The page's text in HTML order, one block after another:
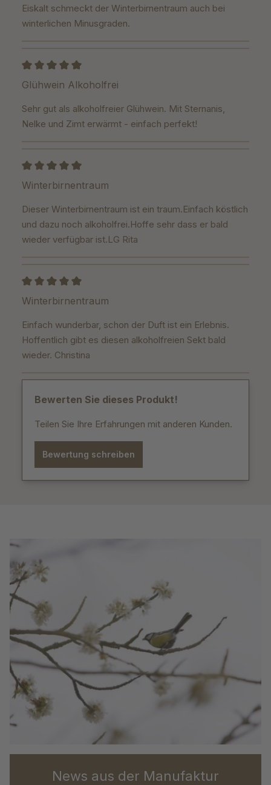
Eiskalt schmeckt der Winterbirnentraum auch bei
winterlichen Minusgraden.
Bewertung mit 5 von 5 Sternen
Glühwein Alkoholfrei
Sehr gut als alkoholfreier Glühwein. Mit Sternanis,
Nelke und Zimt erwärmt - einfach perfekt!
Bewertung mit 5 von 5 Sternen
Winterbirnentraum
Dieser Winterbirnentraum ist ein traum.Einfach köstlich
und dazu noch alkoholfrei.Hoffe sehr dass er bald
wieder verfügbar ist.LG Rita
Bewertung mit 5 von 5 Sternen
Winterbirnentraum
Einfach wunderbar, schon der Duft ist ein Erlebnis.
Hoffentlich gibt es diesen alkoholfreien Sekt bald
wieder. Christina
Bewerten Sie dieses Produkt!
Teilen Sie Ihre Erfahrungen mit anderen Kunden.
Bewertung schreiben
News aus der Manufaktur